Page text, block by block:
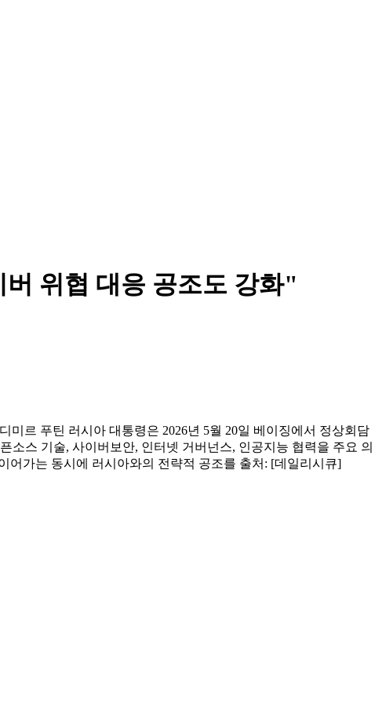
버 위협 대응 공조도 강화"
르 푸틴 러시아 대통령은 2026년 5월 20일 베이징에서 정상회담
스 기술, 사이버보안, 인터넷 거버넌스, 인공지능 협력을 주요 의
어가는 동시에 러시아와의 전략적 공조를 출처: [데일리시큐]